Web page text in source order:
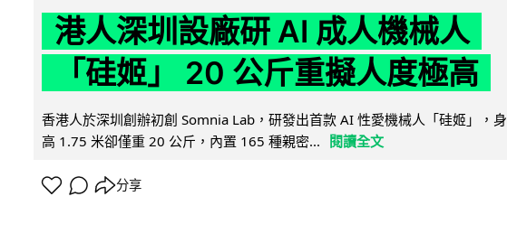
港人深圳設廠研 AI 成人機械人
「硅姬」 20 公斤重擬人度極高
香港人於深圳創辦初創 Somnia Lab，研發出首款 AI 性愛機械人「硅姬」，身
高 1.75 米卻僅重 20 公斤，內置 165 種親密...
閱讀全文
分享